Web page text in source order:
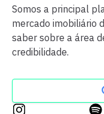
Somos a principal
mercado imobiliário
saber sobre a área
credibilidade.